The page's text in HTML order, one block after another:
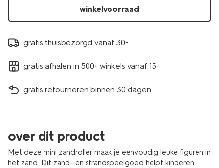
winkelvoorraad
gratis thuisbezorgd vanaf 30.-
gratis afhalen in 500+ winkels vanaf 15.-
gratis retourneren binnen 30 dagen
over dit product
Met deze mini zandroller maak je eenvoudig leuke figuren in
het zand. Dit zand- en strandspeelgoed helpt kinderen